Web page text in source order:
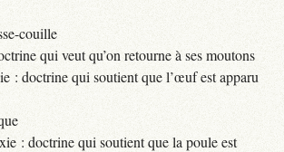
couille
qui veut qu’on retourne à ses moutons
: doctrine qui soutient que l’œuf est apparu
: doctrine qui soutient que la poule est